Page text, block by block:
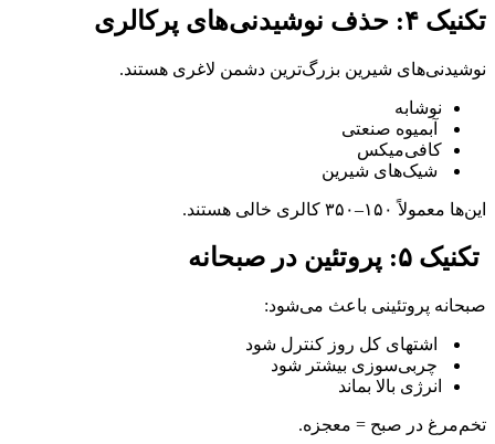
تکنیک ۴: حذف نوشیدنی‌های پرکالری
نوشیدنی‌های شیرین بزرگ‌ترین دشمن لاغری هستند.
نوشابه
آبمیوه صنعتی
کافی‌میکس
شیک‌های شیرین
این‌ها معمولاً ۱۵۰–۳۵۰ کالری خالی هستند.
تکنیک ۵: پروتئین در صبحانه
صبحانه پروتئینی باعث می‌شود:
اشتهای کل روز کنترل شود
چربی‌سوزی بیشتر شود
انرژی بالا بماند
تخم‌مرغ در صبح = معجزه.